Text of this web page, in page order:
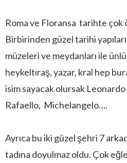
Roma ve Floransa tarihte çok
Birbirinden güzel tarihi
müzeleri ve meydanları ile
heykeltıraş, yazar, kral hep
isim sayacak olursak
Rafaello, Michelangelo….
Ayrıca bu iki güzel şehri 7
tadına doyulmaz oldu. Çok